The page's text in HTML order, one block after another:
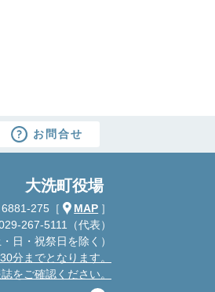
お問合せ
大洗町役場
275 ［ MAP ］
267-5111（代表）
・日・祝祭日を除く）
分までとなります。
をご確認ください。